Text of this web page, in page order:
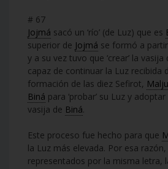
# 67
Jojmá sacó un ‘río’ (de Luz) que es
superior de Jojmá se formó a
y a su vez tuvo que ‘crear’ la vasija
capaz de continuar la Luz recibida
formación de las diez Sefirot,
Biná para ‘probar’ su Luz y
vasija de Biná.
Este proceso fue hecho para que
la Luz más elevada. Por esa razón,
representados por la misma letra,